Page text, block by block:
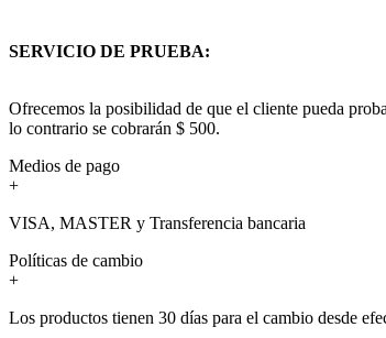
SERVICIO DE PRUEBA:
Ofrecemos la posibilidad de que el cliente pueda
lo contrario se cobrarán $ 500.
Medios de pago
+
VISA, MASTER y Transferencia bancaria
Políticas de cambio
+
Los productos tienen 30 días para el cambio desde